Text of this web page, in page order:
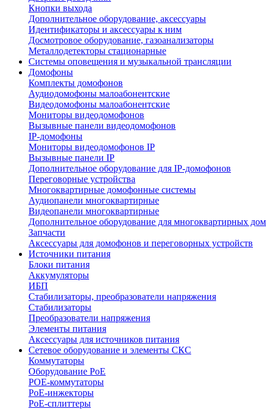
Кнопки выхода
Дополнительное оборудование, аксессуары
Идентификаторы и аксессуары к ним
Досмотровое оборудование, газоанализаторы
Металлодетекторы стационарные
Системы оповещения и музыкальной трансляции
Домофоны
Комплекты домофонов
Аудиодомофоны малоабонентские
Видеодомофоны малоабонентские
Мониторы видеодомофонов
Вызывные панели видеодомофонов
IP-домофоны
Мониторы видеодомофонов IP
Вызывные панели IP
Дополнительное оборудование для IP-домофонов
Переговорные устройства
Многоквартирные домофонные системы
Аудиопанели многоквартирные
Видеопанели многоквартирные
Дополнительное оборудование для многоквартирных
Запчасти
Аксессуары для домофонов и переговорных устройств
Источники питания
Блоки питания
Аккумуляторы
ИБП
Стабилизаторы, преобразователи напряжения
Стабилизаторы
Преобразователи напряжения
Элементы питания
Аксессуары для источников питания
Сетевое оборудование и элементы СКС
Коммутаторы
Оборудование PoE
POE-коммутаторы
PoE-инжекторы
PoE-сплиттеры